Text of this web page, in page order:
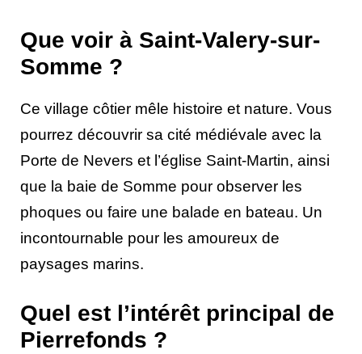
Que voir à Saint-Valery-sur-
Somme ?
Ce village côtier mêle histoire et nature. Vous
pourrez découvrir sa cité médiévale avec la
Porte de Nevers et l’église Saint-Martin, ainsi
que la baie de Somme pour observer les
phoques ou faire une balade en bateau. Un
incontournable pour les amoureux de
paysages marins.
Quel est l’intérêt principal de
Pierrefonds ?